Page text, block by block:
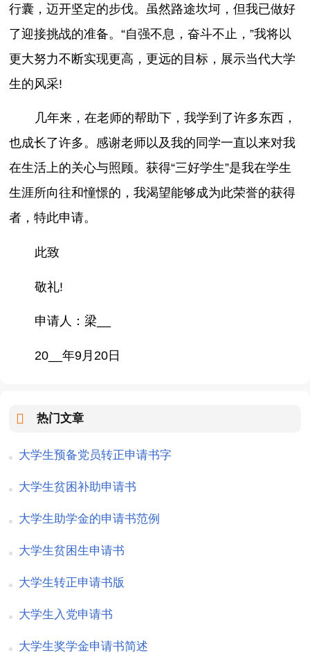
行囊，迈开坚定的步伐。虽然路途坎坷，但我已做好
了迎接挑战的准备。“自强不息，奋斗不止，”我将以
更大努力不断实现更高，更远的目标，展示当代大学
生的风采!
几年来，在老师的帮助下，我学到了许多东西，
也成长了许多。感谢老师以及我的同学一直以来对我
在生活上的关心与照顾。获得“三好学生”是我在学生
生涯所向往和憧憬的，我渴望能够成为此荣誉的获得
者，特此申请。
此致
敬礼!
申请人：梁__
20__年9月20日
热门文章
大学生预备党员转正申请书字
大学生贫困补助申请书
大学生助学金的申请书范例
大学生贫困生申请书
大学生转正申请书版
大学生入党申请书
大学生奖学金申请书简述